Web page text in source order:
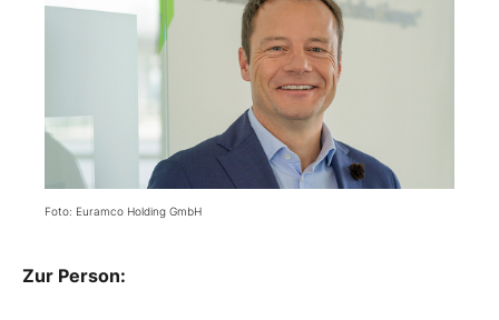
Foto: Euramco Holding GmbH
Zur Person: